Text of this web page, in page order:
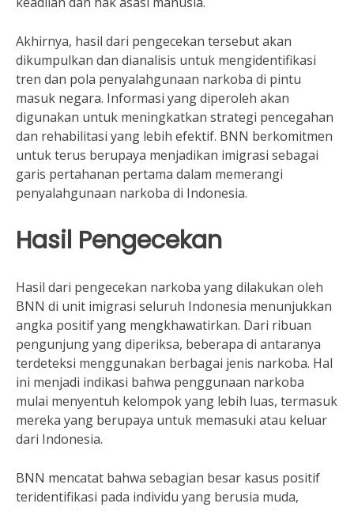
Akhirnya, hasil dari pengecekan tersebut akan
dikumpulkan dan dianalisis untuk mengidentifikasi
tren dan pola penyalahgunaan narkoba di pintu
masuk negara. Informasi yang diperoleh akan
digunakan untuk meningkatkan strategi pencegahan
dan rehabilitasi yang lebih efektif. BNN berkomitmen
untuk terus berupaya menjadikan imigrasi sebagai
garis pertahanan pertama dalam memerangi
penyalahgunaan narkoba di Indonesia.
Hasil Pengecekan
Hasil dari pengecekan narkoba yang dilakukan oleh
BNN di unit imigrasi seluruh Indonesia menunjukkan
angka positif yang mengkhawatirkan. Dari ribuan
pengunjung yang diperiksa, beberapa di antaranya
terdeteksi menggunakan berbagai jenis narkoba. Hal
ini menjadi indikasi bahwa penggunaan narkoba
mulai menyentuh kelompok yang lebih luas, termasuk
mereka yang berupaya untuk memasuki atau keluar
dari Indonesia.
BNN mencatat bahwa sebagian besar kasus positif
teridentifikasi pada individu yang berusia muda,